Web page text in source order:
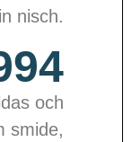
nisch.
och
smide,